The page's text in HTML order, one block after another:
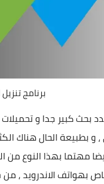
برنامج
كبير جدا و تحميلات
بطبيعة الحال هناك
مهتما بهذا النوع
بهواتف الاندرويد ، من